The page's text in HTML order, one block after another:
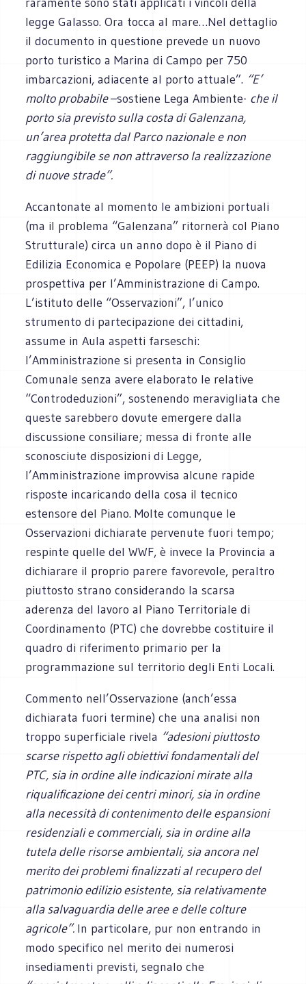
legge Galasso. Ora tocca al mare…Nel dettaglio
il documento in questione prevede un nuovo
porto turistico a Marina di Campo per 750
imbarcazioni, adiacente al porto attuale”. “E’
molto probabile–sostiene Lega Ambiente- che il
porto sia previsto sulla costa di Galenzana,
un’area protetta dal Parco nazionale e non
raggiungibile se non attraverso la realizzazione
di nuove strade”.
Accantonate al momento le ambizioni portuali
(ma il problema “Galenzana” ritornerà col Piano
Strutturale) circa un anno dopo è il Piano di
Edilizia Economica e Popolare (PEEP) la nuova
prospettiva per l’Amministrazione di Campo.
L’istituto delle “Osservazioni”, l’unico
strumento di partecipazione dei cittadini,
assume in Aula aspetti farseschi:
l’Amministrazione si presenta in Consiglio
Comunale senza avere elaborato le relative
“Controdeduzioni”, sostenendo meravigliata che
queste sarebbero dovute emergere dalla
discussione consiliare; messa di fronte alle
sconosciute disposizioni di Legge,
l’Amministrazione improvvisa alcune rapide
risposte incaricando della cosa il tecnico
estensore del Piano. Molte comunque le
Osservazioni dichiarate pervenute fuori tempo;
respinte quelle del WWF, è invece la Provincia a
dichiarare il proprio parere favorevole, peraltro
piuttosto strano considerando la scarsa
aderenza del lavoro al Piano Territoriale di
Coordinamento (PTC) che dovrebbe costituire il
quadro di riferimento primario per la
programmazione sul territorio degli Enti Locali.
Commento nell’Osservazione (anch’essa
dichiarata fuori termine) che una analisi non
troppo superficiale rivela “adesioni piuttosto
scarse rispetto agli obiettivi fondamentali del
PTC, sia in ordine alle indicazioni mirate alla
riqualificazione dei centri minori, sia in ordine
alla necessità di contenimento delle espansioni
residenziali e commerciali, sia in ordine alla
tutela delle risorse ambientali, sia ancora nel
merito dei problemi finalizzati al recupero del
patrimonio edilizio esistente, sia relativamente
alla salvaguardia delle aree e delle colture
agricole”. In particolare, pur non entrando in
modo specifico nel merito dei numerosi
insediamenti previsti, segnalo che